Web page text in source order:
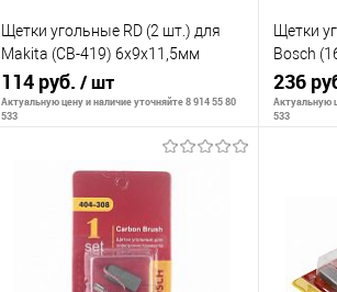
Щетки угольные RD (2 шт.) для
Makita (CB-419) 6х9х11,5мм
AUTOSTOP 404-207
114 руб. / шт
Актуальную цену и наличие уточняйте 8 914 55 80
533
В корзину
К сравнению
Щетки
Bosch
236
Актуальную
533
К